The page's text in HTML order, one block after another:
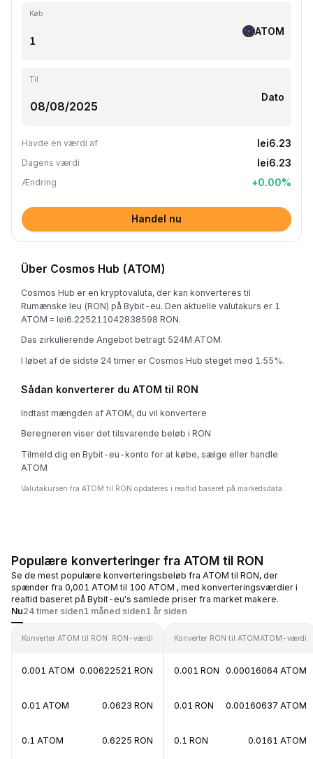
Køb
ATOM
Til
Dato
Havde en værdi af lei6.23
Dagens værdi lei6.23
Ændring +0.00%
Handel nu
Über Cosmos Hub (ATOM)
Cosmos Hub er en kryptovaluta, der kan konverteres til
Rumænske leu (RON) på Bybit-eu. Den aktuelle valutakurs er 1
ATOM = lei6.225211042838598 RON.
Das zirkulierende Angebot beträgt 524M ATOM.
I løbet af de sidste 24 timer er Cosmos Hub steget med 1.55%.
Sådan konverterer du ATOM til RON
Indtast mængden af ATOM, du vil konvertere
Beregneren viser det tilsvarende beløb i RON
Tilmeld dig en Bybit-eu-konto for at købe, sælge eller handle
ATOM
Valutakursen fra ATOM til RON opdateres i realtid baseret på markedsdata.
Populære konverteringer fra ATOM til RON
Se de mest populære konverteringsbeløb fra ATOM til RON, der
spænder fra 0,001 ATOM til 100 ATOM , med konverteringsværdier i
realtid baseret på Bybit-eu's samlede priser fra market makere.
Nu24 timer siden1 måned siden1 år siden
Konverter ATOM til RON RON-værdi
0.001 ATOM 0.00622521 RON
0.01 ATOM 0.0623 RON
0.1 ATOM 0.6225 RON
Konverter RON til ATOMATOM-værdi
0.001 RON 0.00016064 ATOM
0.01 RON 0.00160637 ATOM
0.1 RON 0.0161 ATOM